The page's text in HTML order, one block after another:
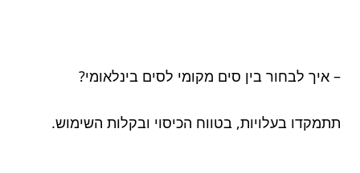
– איך לבחור בין סים מקומי לסים בינלאומי?
תתמקדו בעלויות, בטווח הכיסוי ובקלות השימוש.